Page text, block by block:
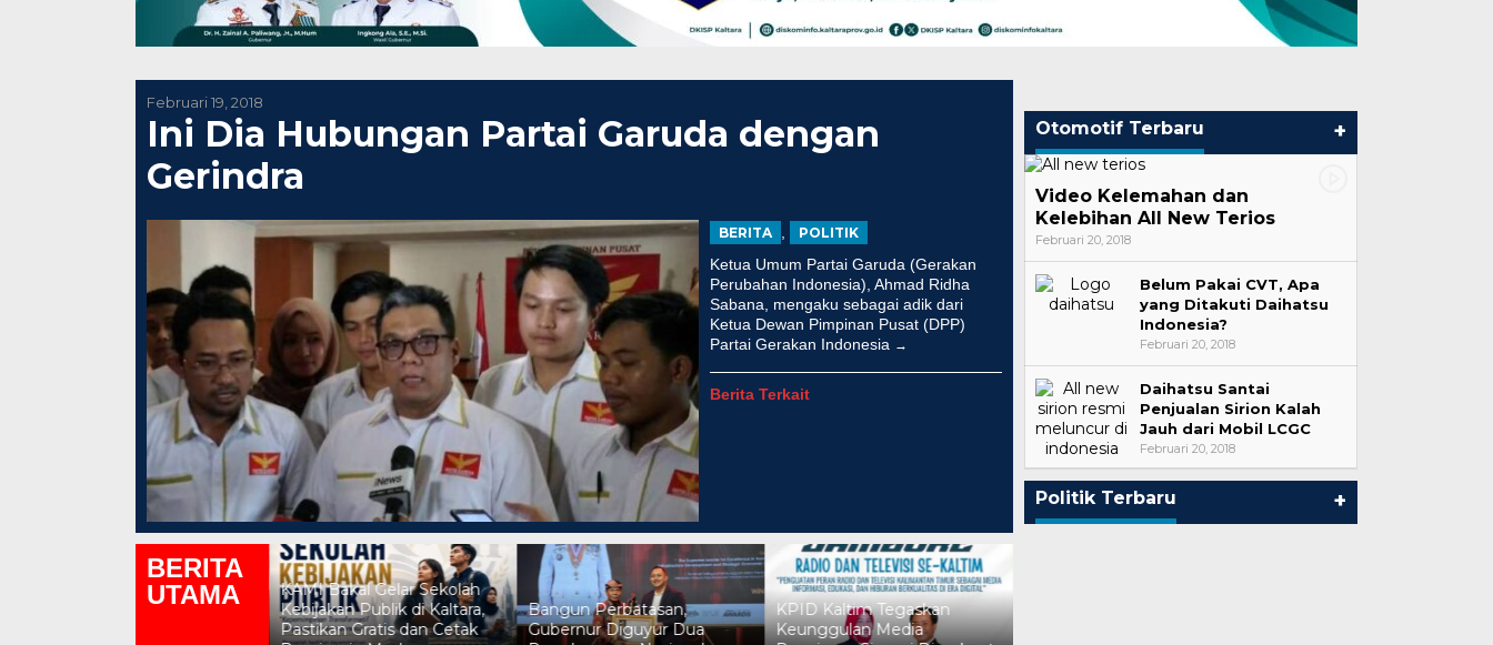
Februari 19, 2018
Ini Dia Hubungan Partai Garuda dengan
Gerindra
BERITA POLITIK
Ketua Umum Partai Garuda (Gerakan
Perubahan Indonesia), Ahmad Ridha
Sabana, mengaku sebagai adik dari
Ketua Dewan Pimpinan Pusat (DPP)
Partai Gerakan Indonesia
Berita Terkait
BERITA
UTAMA
Mediator Non-Hakim
Berhasil Mendamaikan
KAMI Bakal Gelar Sekolah
Kebijakan Publik di Kaltara,
Pastikan Gratis dan Cetak
Bangun Perbatasan,
Gubernur Diguyur Dua
KPID Kaltim Tegaskan
Keunggulan Media
Otomotif Terbaru +
Video Kelemahan dan
Kelebihan All New Terios
Februari 20, 2018
Belum Pakai CVT, Apa
yang Ditakuti Daihatsu
Indonesia?
Februari 20, 2018
Daihatsu Santai
Penjualan Sirion Kalah
Jauh dari Mobil LCGC
Februari 20, 2018
Politik Terbaru +
Strategi PPP Menangkan Duet
Ganjar dan Gus Yasin
Di Berita, Politik Februari 19, 2018
100 Hari Rudy–Seno Dinilai
Masih Tahap Konsolidasi, Aksi
Nyata Dinantikan
Di Politik | Mei 26, 2025